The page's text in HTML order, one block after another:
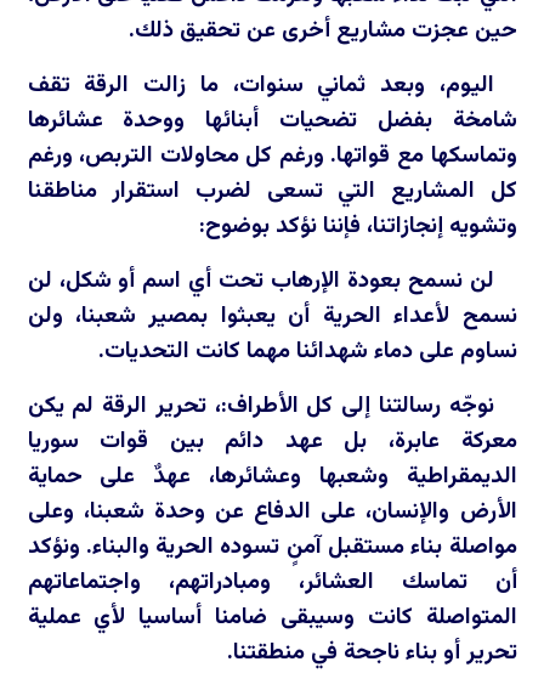
حين عجزت مشاريع أخرى عن تحقيق ذلك.
اليوم، وبعد ثماني سنوات، ما زالت الرقة تقف
شامخة بفضل تضحيات أبنائها ووحدة عشائرها
وتماسكها مع قواتها. ورغم كل محاولات التربص، ورغم
كل المشاريع التي تسعى لضرب استقرار مناطقنا
وتشويه إنجازاتنا، فإننا نؤكد بوضوح:
لن نسمح بعودة الإرهاب تحت أي اسم أو شكل، لن
نسمح لأعداء الحرية أن يعبثوا بمصير شعبنا، ولن
نساوم على دماء شهدائنا مهما كانت التحديات.
نوجّه رسالتنا إلى كل الأطراف:، تحرير الرقة لم يكن
معركة عابرة، بل عهد دائم بين قوات سوريا
الديمقراطية وشعبها وعشائرها، عهدٌ على حماية
الأرض والإنسان، على الدفاع عن وحدة شعبنا، وعلى
مواصلة بناء مستقبل آمنٍ تسوده الحرية والبناء. ونؤكد
أن تماسك العشائر، ومبادراتهم، واجتماعاتهم
المتواصلة كانت وسيبقى ضامنا أساسيا لأي عملية
تحرير أو بناء ناجحة في منطقتنا.